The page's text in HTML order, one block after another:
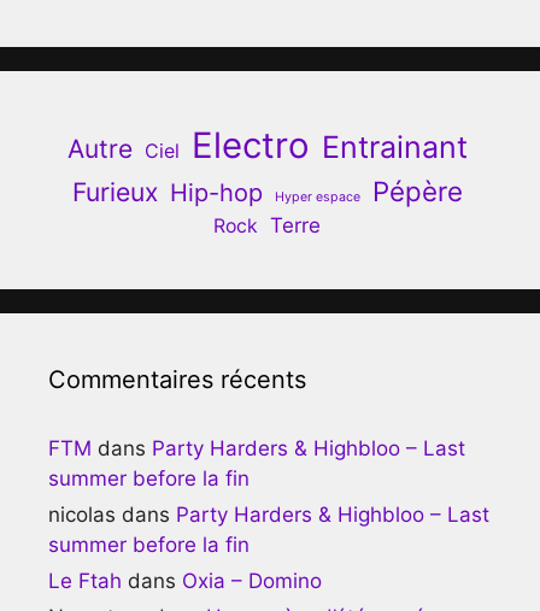
Autre Ciel Electro Entrainant
Furieux Hip-hop Hyper espace Pépère
Rock Terre
Commentaires récents
FTM dans Party Harders & Highbloo – Last
summer before la fin
nicolas dans Party Harders & Highbloo – Last
summer before la fin
Le Ftah dans Oxia – Domino